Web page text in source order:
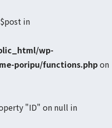
in
wp-
poripu/functions.phpon
"ID" on null in